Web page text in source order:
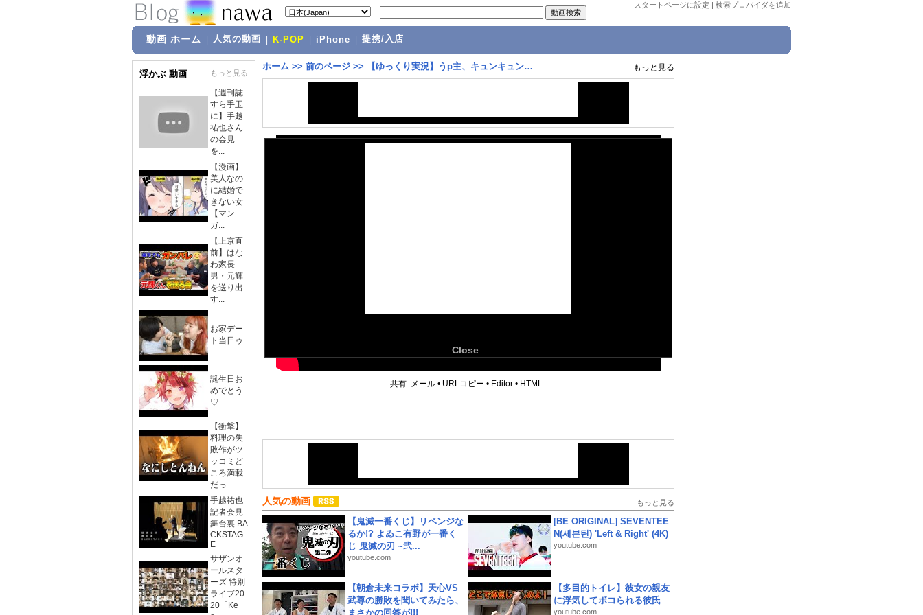
スタートページに設定 | 検索プロバイダを追加
動画 ホーム 人気の動画 K-POP iPhone 提携/入店
浮かぶ 動画 もっと見る
【週刊誌
すら手玉
に】手越
祐也さん
の会見
を...
【漫画】
美人なの
に結婚で
きない女
【マン
ガ...
【上京直
前】はな
わ家長
男・元輝
を送り出
す...
お家デー
ト当日ゥ
誕生日お
めでとう
♡
【衝撃】
料理の失
敗作がツ
ッコミど
ころ満載
だっ...
手越祐也
記者会見
舞台裏 BA
CKSTAG
E
サザンオ
ールスタ
ーズ 特別
ライブ20
20「Ke
ホーム >> 前のページ >> 【ゆっくり実況】うp主、キュンキュン… もっと見る
Close
共有: メール • URLコピー • Editor • HTML
人気の動画 もっと見る
【鬼滅一番くじ】リベンジな
るか!? よゐこ有野が一番く
じ 鬼滅の刃 ~弐...
youtube.com
[BE ORIGINAL] SEVENTEE
N(세븐틴) 'Left & Right' (4K)
youtube.com
【朝倉未来コラボ】天心VS
武尊の勝敗を聞いてみたら、
まさかの回答が!!!
【多目的トイレ】彼女の親友
に浮気してボコられる彼氏
youtube.com